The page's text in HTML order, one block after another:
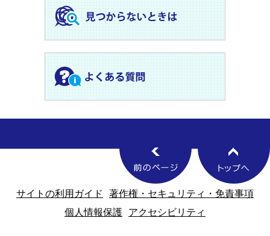
サイトの利用ガイド
著作権・セキュリティ・免責事項
個人情報保護
アクセシビリティ